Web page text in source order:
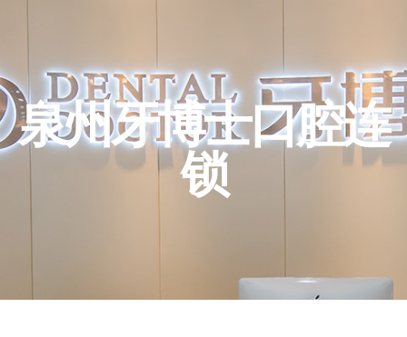
泉州牙博士口腔连
锁